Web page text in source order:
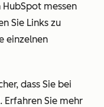
messen
Sie Links zu
einzelnen
dass Sie bei
Erfahren Sie mehr